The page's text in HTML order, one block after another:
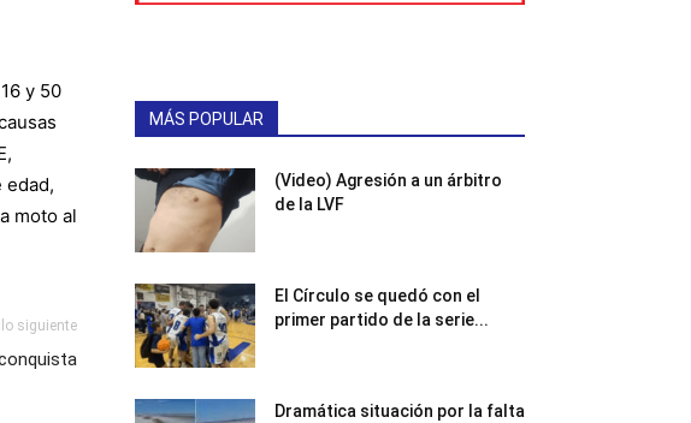
y 50
edad,
moto al
siguiente
MÁS POPULAR
(Video) Agresión a un árbitro
de la LVF
El Círculo se quedó con el
primer partido de la serie...
Dramática situación por la falta